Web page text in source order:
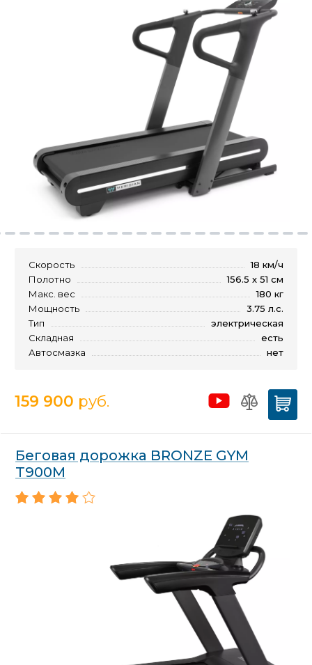
Скорость
18 км/ч
Полотно
156.5 х 51 см
Макс. вес
180 кг
Мощность
3.75 л.с.
Тип
электрическая
Складная
есть
Автосмазка
нет
159 900 руб.
Беговая дорожка BRONZE GYM
T900M